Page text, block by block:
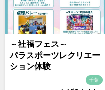
～社福フェス～
パラスポーツレクリエー
ション体験
千葉